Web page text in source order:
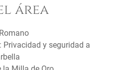
área
Privacidad y seguridad a